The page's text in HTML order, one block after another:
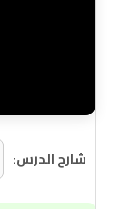
شارح الدرس: